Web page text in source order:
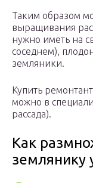
Таким образом
выращивания
нужно иметь на
соседнем),
земляники.
Купить
можно в
рассада).
Как
землянику